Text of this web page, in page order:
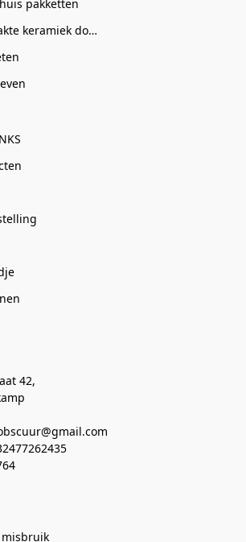
pakketten
Handgemaakte keramiek door Clay-Obscuur
42,